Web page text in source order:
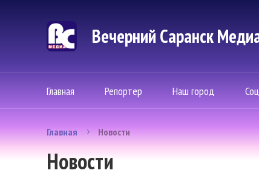
Вечерний Саранск
Главная Репортер Наш город
Главная Новости
Новости